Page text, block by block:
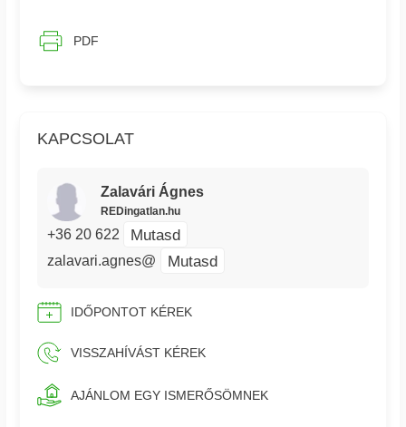
KAPCSOLAT
Zalavári Ágnes
REDingatlan.hu
+36 20 622 Mutasd
zalavari.agnes@ Mutasd
IDŐPONTOT KÉREK
VISSZAHÍVÁST KÉREK
AJÁNLOM EGY ISMERŐSÖMNEK
PDF